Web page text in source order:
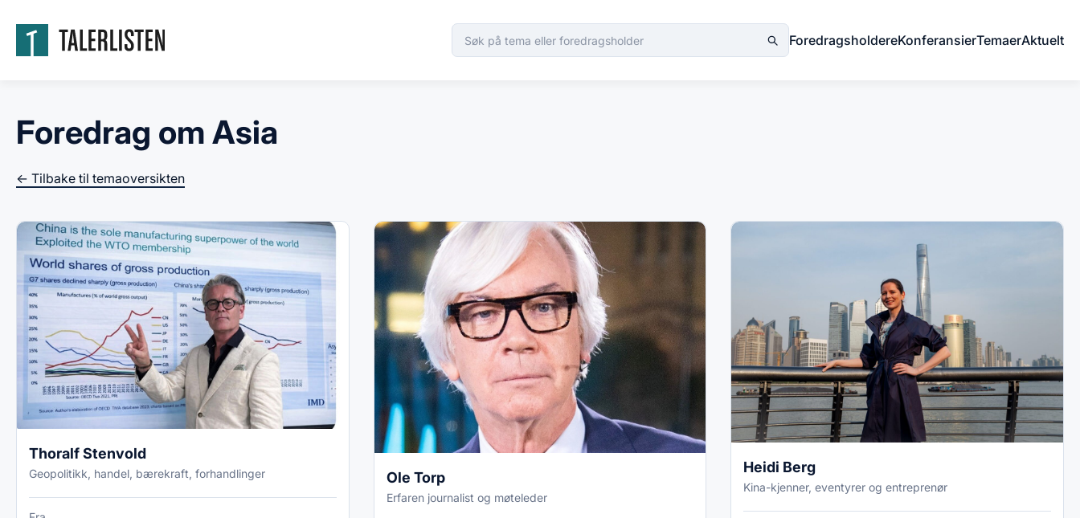
ForedragsholdereKonferansierTemaerAktuelt
Foredrag om Asia
← Tilbake til temaoversikten
Thoralf Stenvold
Geopolitikk, handel, bærekraft, forhandlinger Ole Torp
Erfaren journalist og møteleder
Heidi Berg
Kina-kjenner, eventyrer og entreprenør